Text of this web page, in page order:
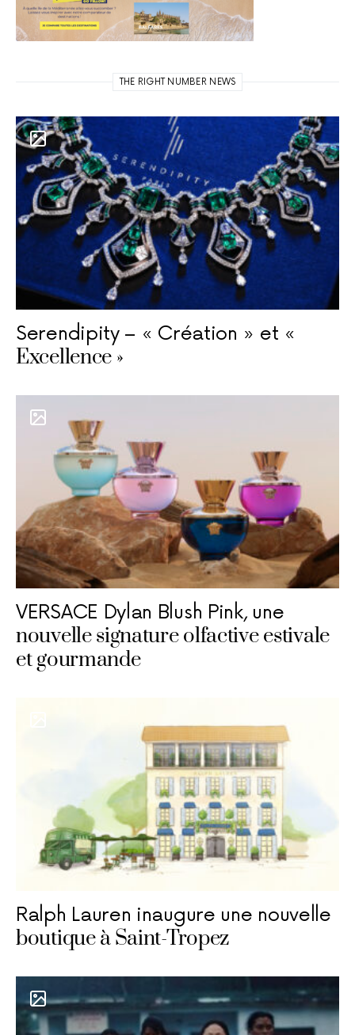
THE RIGHT NUMBER NEWS
Serendipity – « Création » et «
Excellence »
VERSACE Dylan Blush Pink, une
nouvelle signature olfactive estivale
et gourmande
Ralph Lauren inaugure une nouvelle
boutique à Saint-Tropez